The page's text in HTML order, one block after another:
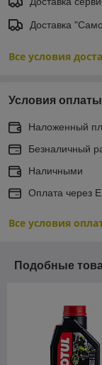
Доставка
Все условия
Условия оплаты
Наложенный
Безналичный
Наличными
Оплата через
Все условия
Подобные